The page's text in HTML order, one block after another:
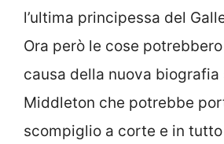
l’ultima principessa del
Ora però le cose
causa della nuova biografia
Middleton che potrebbe
scompiglio a corte e in tutto